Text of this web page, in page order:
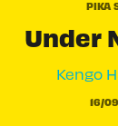
PIKA
Under
Kengo
16/